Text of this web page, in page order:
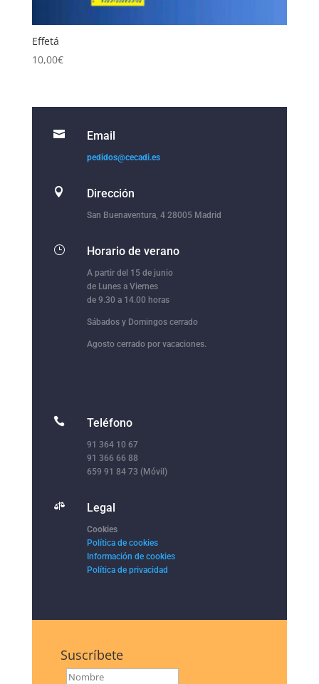
Effetá
10,00€
 Email
pedidos@cecadi.es
 Dirección
San Buenaventura, 4 28005 Madrid
} Horario de verano
A partir del 15 de junio
de Lunes a Viernes
de 9.30 a 14.00 horas
Sábados y Domingos cerrado
Agosto cerrado por vacaciones.
 Teléfono
91 364 10 67
91 366 66 88
659 91 84 73 (Móvil)
 Legal
Cookies
Política de cookies
Información de cookies
Política de privacidad
Suscríbete